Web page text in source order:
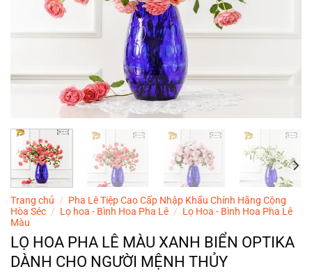
Trang chủ / Pha Lê Tiệp Cao Cấp Nhập Khẩu Chính Hãng Cộng
Hòa Séc / Lọ hoa - Bình Hoa Pha Lê / Lọ Hoa - Bình Hoa Pha Lê
Màu
LỌ HOA PHA LÊ MÀU XANH BIỂN OPTIKA
DÀNH CHO NGƯỜI MỆNH THỦY